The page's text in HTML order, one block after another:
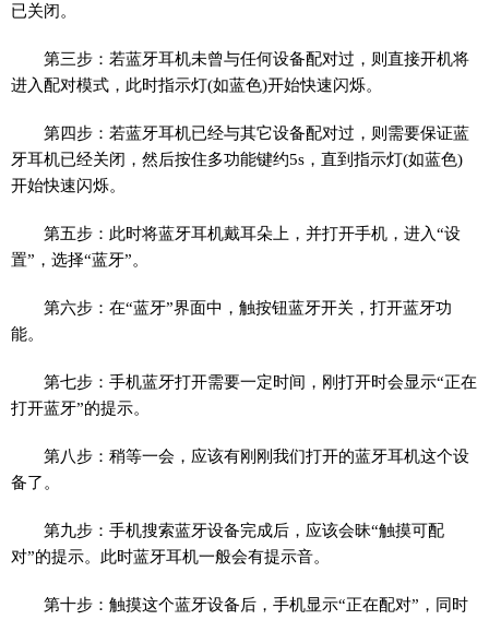
已关闭。
第三步：若蓝牙耳机未曾与任何设备配对过，则直接开机将
进入配对模式，此时指示灯(如蓝色)开始快速闪烁。
第四步：若蓝牙耳机已经与其它设备配对过，则需要保证蓝
牙耳机已经关闭，然后按住多功能键约5s，直到指示灯(如蓝色)
开始快速闪烁。
第五步：此时将蓝牙耳机戴耳朵上，并打开手机，进入“设
置”，选择“蓝牙”。
第六步：在“蓝牙”界面中，触按钮蓝牙开关，打开蓝牙功
能。
第七步：手机蓝牙打开需要一定时间，刚打开时会显示“正在
打开蓝牙”的提示。
第八步：稍等一会，应该有刚刚我们打开的蓝牙耳机这个设
备了。
第九步：手机搜索蓝牙设备完成后，应该会昧“触摸可配
对”的提示。此时蓝牙耳机一般会有提示音。
第十步：触摸这个蓝牙设备后，手机显示“正在配对”，同时